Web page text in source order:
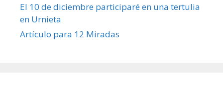
El 10 de diciembre participaré en una tertulia
en Urnieta
Artículo para 12 Miradas